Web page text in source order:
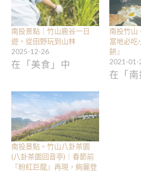
南投景點｜竹山鹿谷一日
遊，從田野玩到山林
2025-12-26
在「美食」中
南投竹山
當地必吃
餅』
2021-01-
在「
南投景點。竹山八卦茶園
(八卦茶園回音亭)｜春節前
『粉紅巨龍』再現，絢麗登